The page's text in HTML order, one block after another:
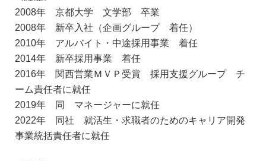
2008年 京都大学 文学部 卒業
2008年 新卒入社（企画グループ 着任）
2010年 アルバイト・中途採用事業 着任
2014年 新卒採用事業 着任
2016年 関西営業ＭＶＰ受賞 採用支援グループ チ
ーム責任者に就任
2019年 同 マネージャーに就任
2022年 同社 就活生・求職者のためのキャリア開発
事業統括責任者に就任